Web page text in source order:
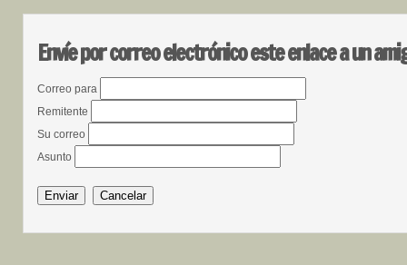
Envíe por correo electrónico este enlace a un
Correo para
Remitente
Su correo
Asunto
Enviar Cancelar